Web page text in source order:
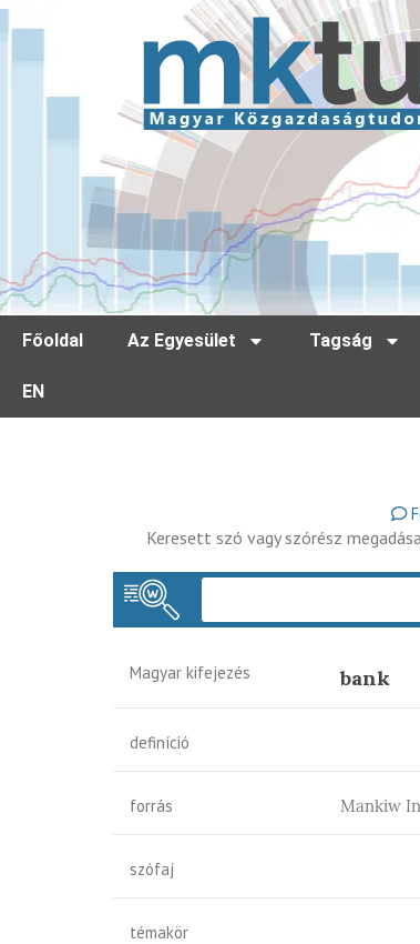
Főoldal Az Egyesület Tagság
EN
Keresett szó vagy szórész
Magyar kifejezés bank
definíció
forrás Mankiw
szófaj
témakör